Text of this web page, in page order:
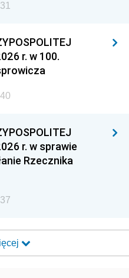
r. w 100.
r. w sprawie
Rzecznika